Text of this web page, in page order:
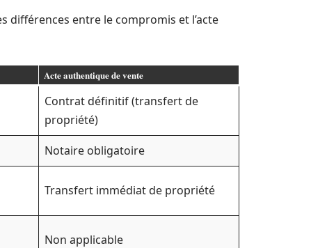
différences entre le compromis et l’acte
Acte authentique de vente
Contrat définitif (transfert de
propriété)
Notaire obligatoire
Transfert immédiat de propriété
Non applicable